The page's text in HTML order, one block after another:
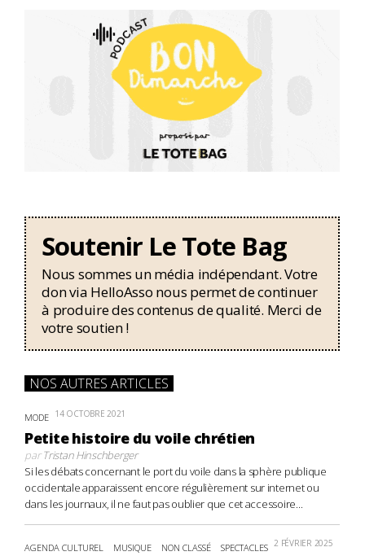
Soutenir Le Tote Bag
Nous sommes un média indépendant. Votre
don via HelloAsso nous permet de continuer
à produire des contenus de qualité. Merci de
votre soutien !
NOS AUTRES ARTICLES
MODE 14 OCTOBRE 2021
Petite histoire du voile chrétien
parTristan Hinschberger
Si les débats concernant le port du voile dans la sphère publique
occidentale apparaissent encore régulièrement sur internet ou
dans les journaux, il ne faut pas oublier que cet accessoire...
AGENDA CULTUREL MUSIQUE NON CLASSÉ SPECTACLES 2 FÉVRIER 2025